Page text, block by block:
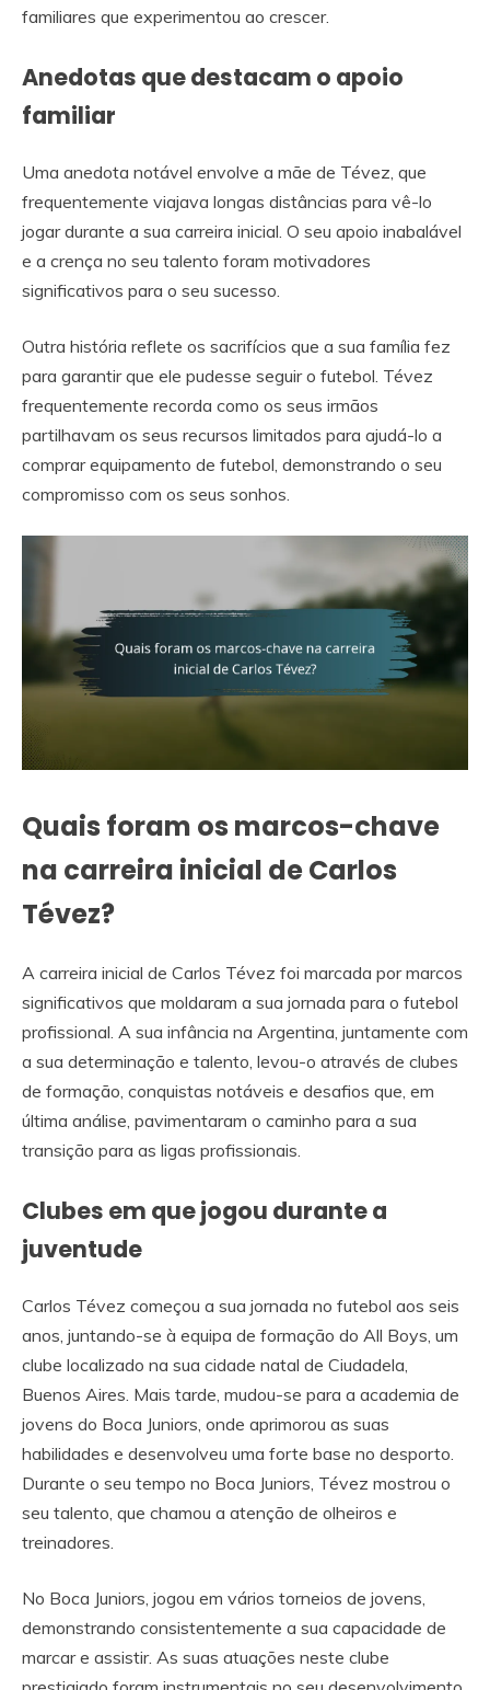
familiares que experimentou ao crescer.
Anedotas que destacam o apoio
familiar
Uma anedota notável envolve a mãe de Tévez, que
frequentemente viajava longas distâncias para vê-lo
jogar durante a sua carreira inicial. O seu apoio inabalável
e a crença no seu talento foram motivadores
significativos para o seu sucesso.
Outra história reflete os sacrifícios que a sua família fez
para garantir que ele pudesse seguir o futebol. Tévez
frequentemente recorda como os seus irmãos
partilhavam os seus recursos limitados para ajudá-lo a
comprar equipamento de futebol, demonstrando o seu
compromisso com os seus sonhos.
Quais foram os marcos-chave
na carreira inicial de Carlos
Tévez?
A carreira inicial de Carlos Tévez foi marcada por marcos
significativos que moldaram a sua jornada para o futebol
profissional. A sua infância na Argentina, juntamente com
a sua determinação e talento, levou-o através de clubes
de formação, conquistas notáveis e desafios que, em
última análise, pavimentaram o caminho para a sua
transição para as ligas profissionais.
Clubes em que jogou durante a
juventude
Carlos Tévez começou a sua jornada no futebol aos seis
anos, juntando-se à equipa de formação do All Boys, um
clube localizado na sua cidade natal de Ciudadela,
Buenos Aires. Mais tarde, mudou-se para a academia de
jovens do Boca Juniors, onde aprimorou as suas
habilidades e desenvolveu uma forte base no desporto.
Durante o seu tempo no Boca Juniors, Tévez mostrou o
seu talento, que chamou a atenção de olheiros e
treinadores.
No Boca Juniors, jogou em vários torneios de jovens,
demonstrando consistentemente a sua capacidade de
marcar e assistir. As suas atuações neste clube